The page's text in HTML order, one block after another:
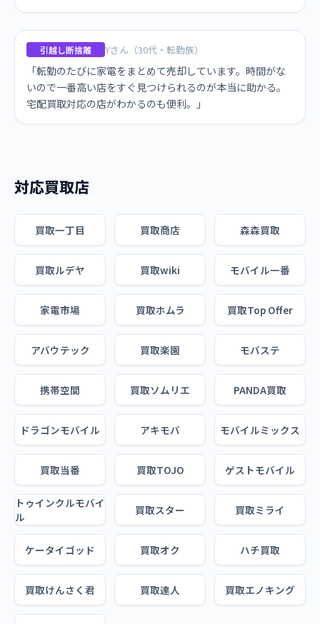
引越し断捨離 Yさん（30代・転勤族）
「転勤のたびに家電をまとめて売却しています。時間がな
いので一番高い店をすぐ見つけられるのが本当に助かる。
宅配買取対応の店がわかるのも便利。」
対応買取店
買取一丁目 買取商店 森森買取
買取ルデヤ 買取wiki モバイル一番
家電市場 買取ホムラ 買取Top Offer
アバウテック 買取楽園 モバステ
携帯空間 買取ソムリエ PANDA買取
ドラゴンモバイル アキモバ モバイルミックス
買取当番 買取TOJO ゲストモバイル
トゥインクルモバイ
ル
買取スター 買取ミライ
ケータイゴッド 買取オク ハチ買取
買取けんさく君 買取達人 買取エノキング